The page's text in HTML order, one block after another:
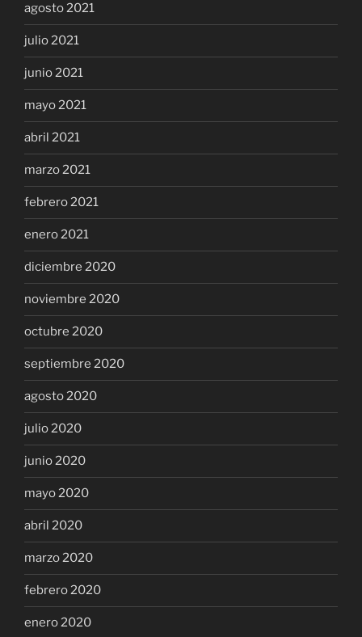
agosto 2021
julio 2021
junio 2021
mayo 2021
abril 2021
marzo 2021
febrero 2021
enero 2021
diciembre 2020
noviembre 2020
octubre 2020
septiembre 2020
agosto 2020
julio 2020
junio 2020
mayo 2020
abril 2020
marzo 2020
febrero 2020
enero 2020